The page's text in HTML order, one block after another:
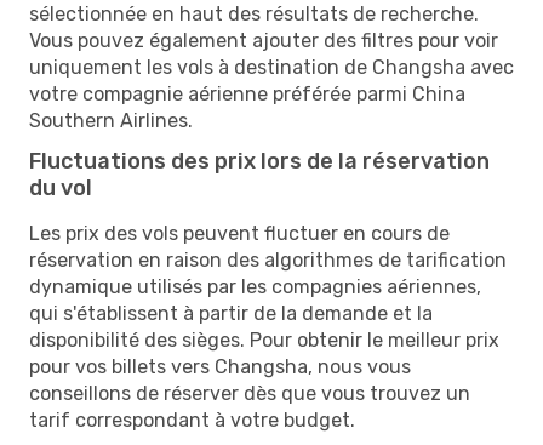
sélectionnée en haut des résultats de recherche.
Vous pouvez également ajouter des filtres pour voir
uniquement les vols à destination de Changsha avec
votre compagnie aérienne préférée parmi China
Southern Airlines.
Fluctuations des prix lors de la réservation
du vol
Les prix des vols peuvent fluctuer en cours de
réservation en raison des algorithmes de tarification
dynamique utilisés par les compagnies aériennes,
qui s'établissent à partir de la demande et la
disponibilité des sièges. Pour obtenir le meilleur prix
pour vos billets vers Changsha, nous vous
conseillons de réserver dès que vous trouvez un
tarif correspondant à votre budget.